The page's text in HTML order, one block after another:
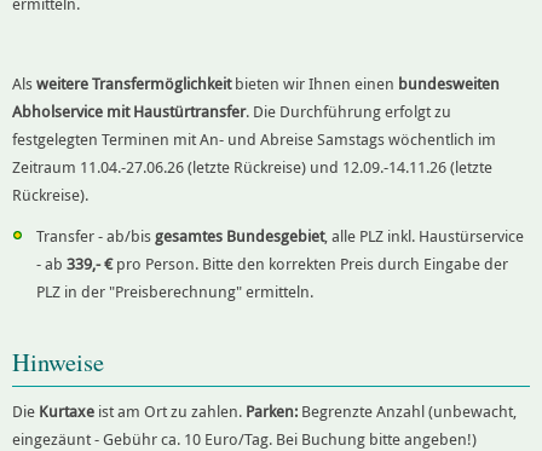
ermitteln.
Alsweitere Transfermöglichkeitbieten wir Ihnen einen bundesweiten
Abholservice mit Haustürtransfer. Die Durchführung erfolgt zu
festgelegten Terminen mit An- und Abreise Samstags wöchentlich im
Zeitraum 11.04.-27.06.26 (letzte Rückreise) und 12.09.-14.11.26 (letzte
Rückreise).
Transfer - ab/bisgesamtes Bundesgebiet, alle PLZ inkl. Haustürservice
- ab 339,- €pro Person. Bitte den korrekten Preis durch Eingabe der
PLZ in der "Preisberechnung" ermitteln.
Hinweise
Die Kurtaxe ist am Ort zu zahlen. Parken: Begrenzte Anzahl (unbewacht,
eingezäunt - Gebühr ca. 10 Euro/Tag. Bei Buchung bitte angeben!)